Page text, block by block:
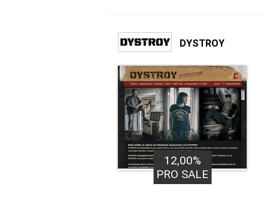
DYSTROY
12,00%
PRO SALE